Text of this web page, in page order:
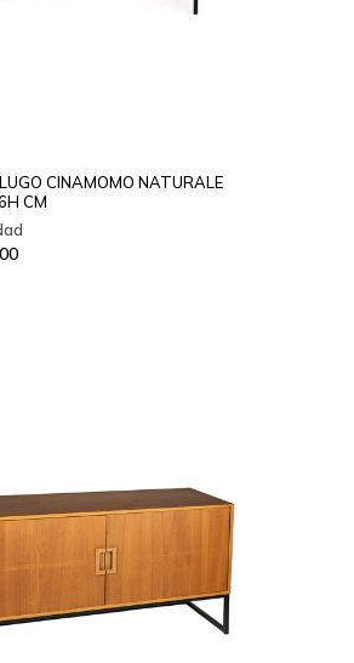
CINAMOMO NATURALE
CM